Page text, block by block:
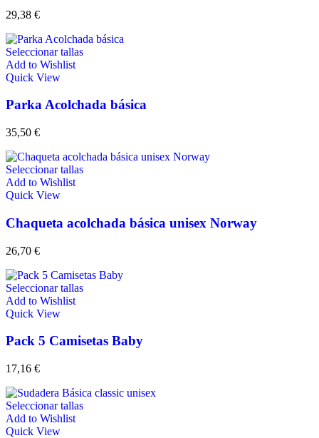
29,38 €
Seleccionar tallas
Add to Wishlist
Quick View
Parka Acolchada básica
35,50 €
Seleccionar tallas
Add to Wishlist
Quick View
Chaqueta acolchada básica unisex Norway
26,70 €
Seleccionar tallas
Add to Wishlist
Quick View
Pack 5 Camisetas Baby
17,16 €
Seleccionar tallas
Add to Wishlist
Quick View